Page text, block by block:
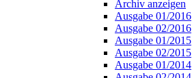
Archiv anzeigen
Ausgabe 01/2016
Ausgabe 02/2016
Ausgabe 01/2015
Ausgabe 02/2015
Ausgabe 01/2014